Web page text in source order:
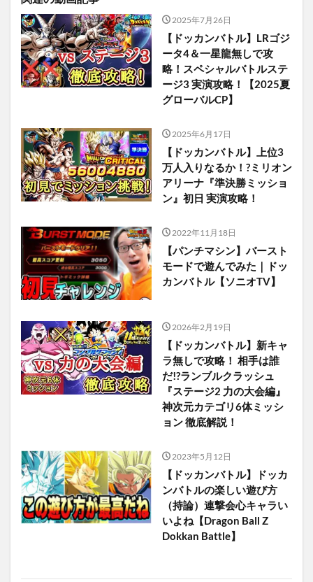
2025年7月26日
【ドッカンバトル】LRゴジ
ータ4＆一星龍無しで攻
略！スペシャルバトルステ
ージ3 実演攻略！【2025夏
グローバルCP】
2025年6月17日
【ドッカンバトル】上位3
万人入りなるか！?ミリオン
アリーナ『準決勝ミッショ
ン』初日 実演攻略！
2022年11月18日
【パンチマシン】バースト
モードで遊んでみた｜ドッ
カンバトル【ソニオTV】
2026年2月19日
【ドッカンバトル】新キャ
ラ無しで攻略！ 相手は誰
だ!?ランブルクラッシュ
『ステージ2 力の大会編』
神次元カテゴリ6体ミッシ
ョン 徹底解説！
2023年5月12日
【ドッカンバトル】ドッカ
ンバトルの楽しい遊び方
（持論）連撃会心キャラい
いよね【Dragon Ball Z
Dokkan Battle】